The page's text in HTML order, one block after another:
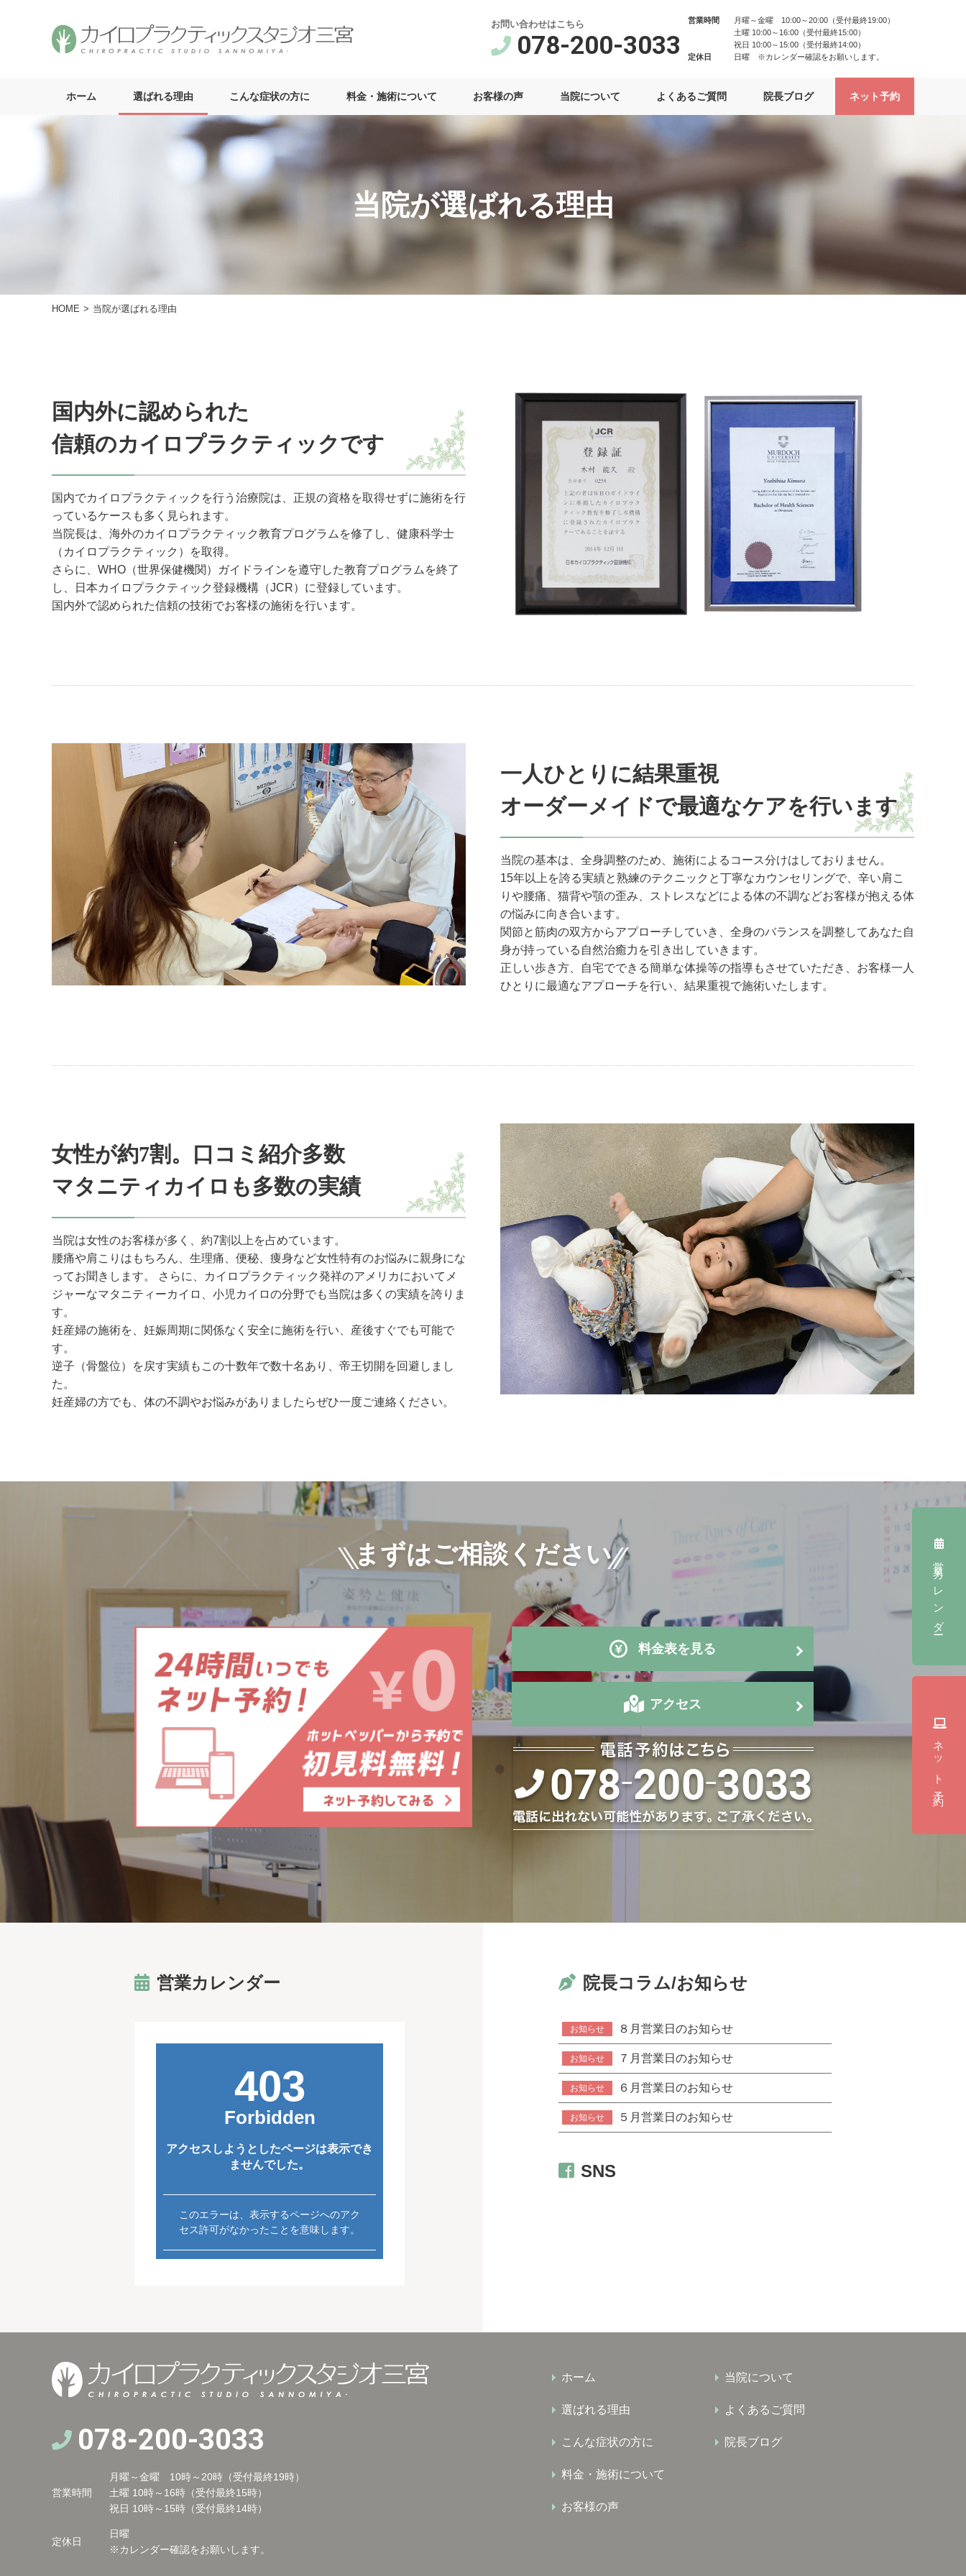
お問い合わせはこちら
078-200-3033
営業時間
月曜～金曜 10:00～20:00（受付最終19:00）
土曜 10:00～16:00（受付最終15:00）
祝日 10:00～15:00（受付最終14:00）
定休日
日曜 ※カレンダー確認をお願いします。
ホーム 選ばれる理由 こんな症状の方に 料金・施術について お客様の声 当院について よくあるご質問 院長ブログ ネット予約
営業カレンダー
ネット予約
当院が選ばれる理由
HOME 当院が選ばれる理由
国内外に認められた
信頼のカイロプラクティックです
国内でカイロプラクティックを行う治療院は、正規の資格を取得せずに施術を行
っているケースも多く見られます。
当院長は、海外のカイロプラクティック教育プログラムを修了し、健康科学士
（カイロプラクティック）を取得。
さらに、WHO（世界保健機関）ガイドラインを遵守した教育プログラムを終了
し、日本カイロプラクティック登録機構（JCR）に登録しています。
国内外で認められた信頼の技術でお客様の施術を行います。
一人ひとりに結果重視
オーダーメイドで最適なケアを行います
当院の基本は、全身調整のため、施術によるコース分けはしておりません。
15年以上を誇る実績と熟練のテクニックと丁寧なカウンセリングで、辛い肩こ
りや腰痛、猫背や顎の歪み、ストレスなどによる体の不調などお客様が抱える体
の悩みに向き合います。
関節と筋肉の双方からアプローチしていき、全身のバランスを調整してあなた自
身が持っている自然治癒力を引き出していきます。
正しい歩き方、自宅でできる簡単な体操等の指導もさせていただき、お客様一人
ひとりに最適なアプローチを行い、結果重視で施術いたします。
女性が約7割。口コミ紹介多数
マタニティカイロも多数の実績
当院は女性のお客様が多く、約7割以上を占めています。
腰痛や肩こりはもちろん、生理痛、便秘、痩身など女性特有のお悩みに親身にな
ってお聞きします。 さらに、カイロプラクティック発祥のアメリカにおいてメ
ジャーなマタニティーカイロ、小児カイロの分野でも当院は多くの実績を誇りま
す。
妊産婦の施術を、妊娠周期に関係なく安全に施術を行い、産後すぐでも可能で
す。
逆子（骨盤位）を戻す実績もこの十数年で数十名あり、帝王切開を回避しまし
た。
妊産婦の方でも、体の不調やお悩みがありましたらぜひ一度ご連絡ください。
まずはご相談ください
料金表を見る
アクセス
営業カレンダー 院長コラム/お知らせ
お知らせ ８月営業日のお知らせ
お知らせ ７月営業日のお知らせ
お知らせ ６月営業日のお知らせ
お知らせ ５月営業日のお知らせ
SNS
078-200-3033
営業時間
月曜～金曜 10時～20時（受付最終19時）
土曜 10時～16時（受付最終15時）
祝日 10時～15時（受付最終14時）
定休日
日曜
※カレンダー確認をお願いします。
ホーム
選ばれる理由
こんな症状の方に
料金・施術について
お客様の声
当院について
よくあるご質問
院長ブログ